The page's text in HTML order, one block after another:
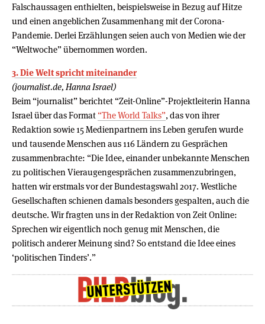
Falschaussagen enthielten, beispielsweise in Bezug auf Hitze
und einen angeblichen Zusammenhang mit der Corona-
Pandemie. Derlei Erzählungen seien auch von Medien wie der
“Weltwoche” übernommen worden.
3. Die Welt spricht miteinander
(journalist.de, Hanna Israel)
Beim “journalist” berichtet “Zeit-Online”-Projektleiterin Hanna
Israel über das Format “The World Talks”, das von ihrer
Redaktion sowie 15 Medienpartnern ins Leben gerufen wurde
und tausende Menschen aus 116 Ländern zu Gesprächen
zusammenbrachte: “Die Idee, einander unbekannte Menschen
zu politischen Vieraugengesprächen zusammenzubringen,
hatten wir erstmals vor der Bundestagswahl 2017. Westliche
Gesellschaften schienen damals besonders gespalten, auch die
deutsche. Wir fragten uns in der Redaktion von Zeit Online:
Sprechen wir eigentlich noch genug mit Menschen, die
politisch anderer Meinung sind? So entstand die Idee eines
‘politischen Tinders’.”